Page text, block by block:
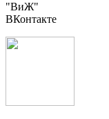
"ВиЖ"
ВКонтакте